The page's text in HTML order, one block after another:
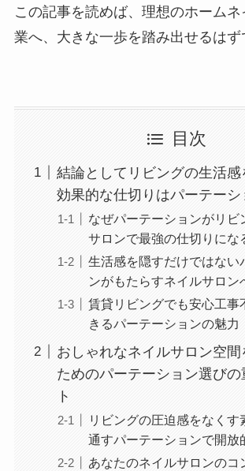
この記事を読めば、理想のホームネ
業へ、大きな一歩を踏み出せるはず
目次
結論としてリビングの生活感
効果的な仕切りはパーテーシ
なぜパーテーションがリビ
サロンで最強の仕切りにな
生活感を隠すだけではない
ンがもたらすネイルサロン
賃貸リビングでも安心工事
きるパーテーションの魅力
おしゃれなネイルサロン空間
ためのパーテーション選びの
ト
リビングの圧迫感をなくす
通すパーテーションで開放
あなたのネイルサロンのコ